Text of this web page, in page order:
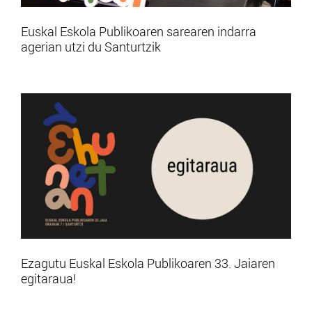
Euskal Eskola Publikoaren sarearen indarra
agerian utzi du Santurtzik
Ezagutu Euskal Eskola Publikoaren 33. Jaiaren
egitaraua!